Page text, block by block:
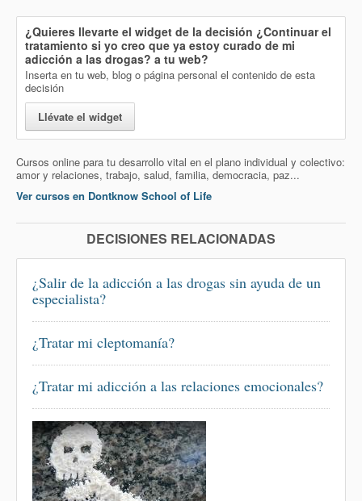
¿Quieres llevarte el widget de la decisión ¿Continuar el
tratamiento si yo creo que ya estoy curado de mi
adicción a las drogas? a tu web?
Inserta en tu web, blog o página personal el contenido de esta
decisión
Llévate el widget
Cursos online para tu desarrollo vital en el plano individual y colectivo:
amor y relaciones, trabajo, salud, familia, democracia, paz...
Ver cursos en Dontknow School of Life
DECISIONES RELACIONADAS
¿Salir de la adicción a las drogas sin ayuda de un
especialista?
¿Tratar mi cleptomanía?
¿Tratar mi adicción a las relaciones emocionales?